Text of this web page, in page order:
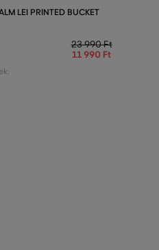
LEI PRINTED BUCKET
23 990 Ft
11 990 Ft